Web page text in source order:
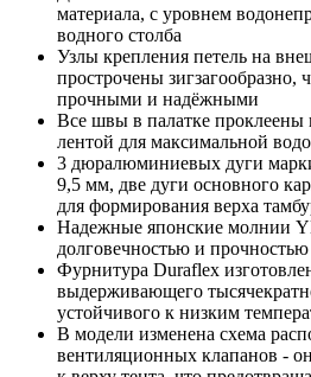
материала, с уровнем
водного столба
Узлы крепления петель на
прострочены зигзагообразно,
прочными и надёжными
Все швы в палатке проклеены
лентой для максимальной
3 дюралюминиевых дуги
9,5 мм, две дуги основного
для формирования верха
Надежные японские молнии
долговечностью и прочностью
Фурнитура Duraflex
выдерживающего
устойчивого к низким
В модели изменена схема
вентиляционных клапанов -